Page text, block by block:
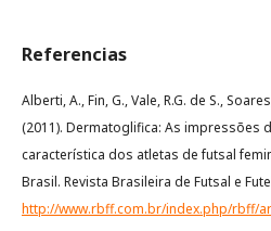
Referencias
Alberti, A., Fin, G., Vale, R.G. de S.,
(2011). Dermatoglifica: As impressões
característica dos atletas de futsal
Brasil. Revista Brasileira de Futsal e
http://www.rbff.com.br/index.php/rbff/